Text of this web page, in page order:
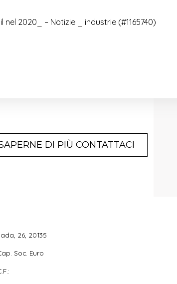
2020_ – Notizie _ industrie (#1165740)
DI PIÙ CONTATTACI
26, 20135
Soc. Euro